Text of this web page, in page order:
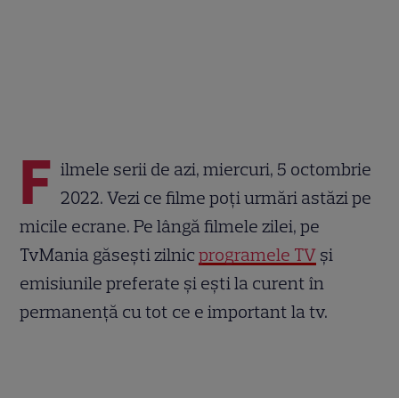
F ilmele serii de azi, miercuri, 5 octombrie
2022. Vezi ce filme poți urmări astăzi pe
micile ecrane. Pe lângă filmele zilei, pe
TvMania găsești zilnicprogramele TV și
emisiunile preferate și ești la curent în
permanență cu tot ce e important la tv.